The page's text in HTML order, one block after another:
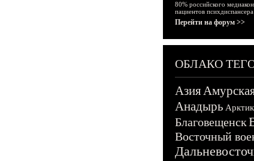
80% российского
пациентов
Перейти на форум >>
ОБЛАКО
Азия
Анадырь
Благовещенск
Восточный